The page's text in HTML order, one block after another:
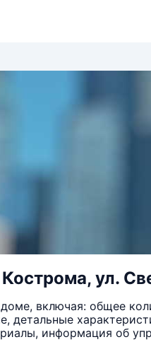
ул.
включая: общее
детальные
информация об